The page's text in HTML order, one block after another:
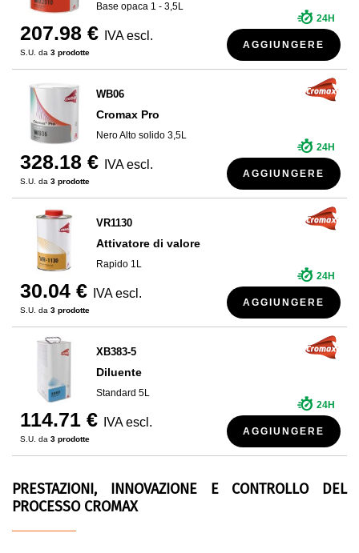
Base opaca 1 - 3,5L
207.98 € IVA escl.
S.U. da 3 prodotte
24H
AGGIUNGERE
WB06
Cromax Pro
Nero Alto solido 3,5L
328.18 € IVA escl.
S.U. da 3 prodotte
24H
AGGIUNGERE
VR1130
Attivatore di valore
Rapido 1L
30.04 € IVA escl.
S.U. da 3 prodotte
24H
AGGIUNGERE
XB383-5
Diluente
Standard 5L
114.71 € IVA escl.
S.U. da 3 prodotte
24H
AGGIUNGERE
PRESTAZIONI, INNOVAZIONE E CONTROLLO DEL
PROCESSO CROMAX